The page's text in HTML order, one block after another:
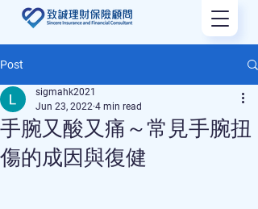
Post
手腕又酸又痛～常見手腕扭
傷的成因與復健
sigmahk2021
Jun 23, 2022 4 min read